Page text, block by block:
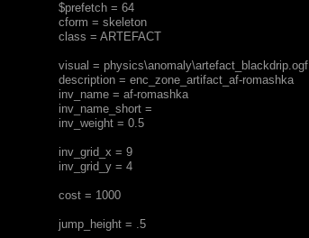
$prefetch = 64
cform = skeleton
class = ARTEFACT
visual = physics\anomaly\artefact_blackdrip.ogf
description = enc_zone_artifact_af-romashka
inv_name = af-romashka
inv_name_short =
inv_weight = 0.5
inv_grid_x = 9
inv_grid_y = 4
cost = 1000
jump_height = .5